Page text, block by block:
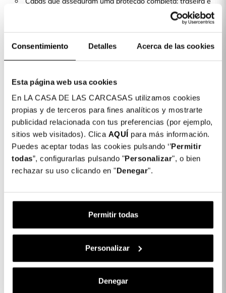
Consentimiento Detalles Acerca de las cookies
Esta página web usa cookies
En LA CASA DE LAS CARCASAS utilizamos cookies
propias y de terceros para fines analíticos y mostrarte
publicidad relacionada con tus preferencias (por ejemplo,
sitios web visitados). Clica AQUÍ para más información.
Puedes aceptar todas las cookies pulsando ‘’Permitir
todas”, configurarlas pulsando "Personalizar", o bien
rechazar su uso clicando en "Denegar".
Permitir todas
Personalizar
Denegar
Multigancho nos seus 4 cantos, compatível com os
Laterais e bordas reforçadas que asseguram a melhor
proteção.
Comodidade e proteção numa só capa.
Detalhes do produto
Cor: Transparente
COLORES DISPONIBLES
Transparente
Descrição
CARACTERÍSTICAS DO PRODUTO